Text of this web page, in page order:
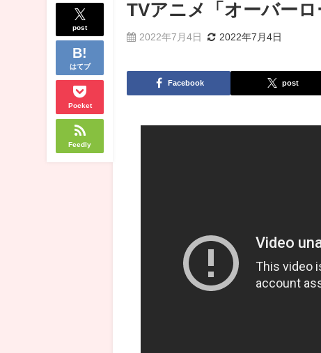
post
はてブ
Pocket
Feedly
TVアニメ「オーバー
2022年7月4日 2022年7月4日
Facebook post